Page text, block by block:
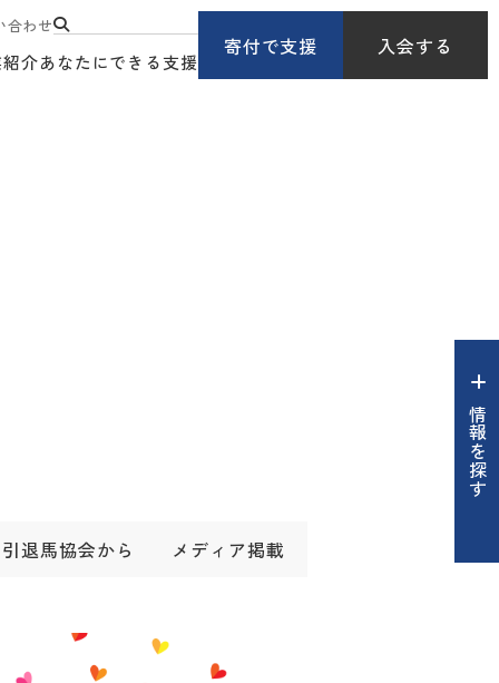
合わせ
介あなたにできる支援
寄付で支援 入会する
情報を探す
引退馬協会から メディア掲載